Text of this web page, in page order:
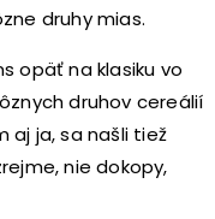
druhy mias.
opäť na klasiku vo
druhov cereálií
aj ja, sa našli tiež
nie dokopy,